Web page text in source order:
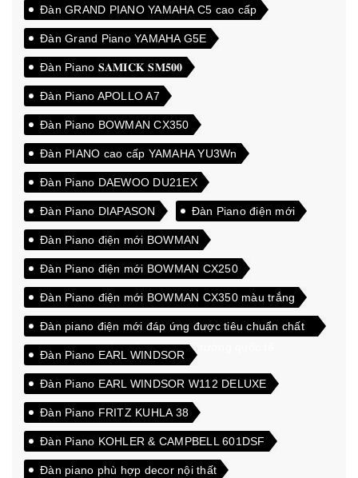
Đàn GRAND PIANO YAMAHA C5 cao cấp
Đàn Grand Piano YAMAHA G5E
Đàn Piano 𝐒𝐀𝐌𝐈𝐂𝐊 𝐒𝐌𝟓𝟎𝟎
Đàn Piano APOLLO A7
Đàn Piano BOWMAN CX350
Đàn PIANO cao cấp YAMAHA YU3Wn
Đàn Piano DAEWOO DU21EX
Đàn Piano DIAPASON Đàn Piano điện mới
Đàn Piano điện mới BOWMAN
Đàn Piano điện mới BOWMAN CX250
Đàn Piano điện mới BOWMAN CX350 màu trắng
Đàn piano điện mới đáp ứng được tiêu chuẩn chất
lượng cao xuất khẩu sang thị trường quốc tế
Đàn Piano EARL WINDSOR
Đàn Piano EARL WINDSOR W112 DELUXE
Đàn Piano FRITZ KUHLA 38
Đàn Piano KOHLER & CAMPBELL 601DSF
Đàn piano phù hợp decor nội thất